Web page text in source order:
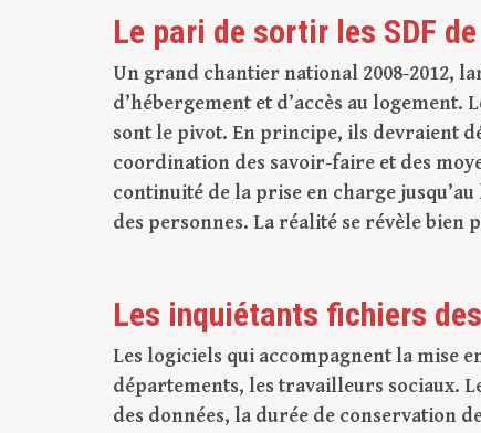
Le pari de sortir les SDF
Un grand chantier national 2008-2012,
d’hébergement et d’accès au logement.
sont le pivot. En principe, ils devraient
coordination des savoir-faire et des
continuité de la prise en charge
des personnes. La réalité se révèle bien
Les inquiétants fichiers
Les logiciels qui accompagnent la mise
départements, les travailleurs sociaux.
des données, la durée de conservation